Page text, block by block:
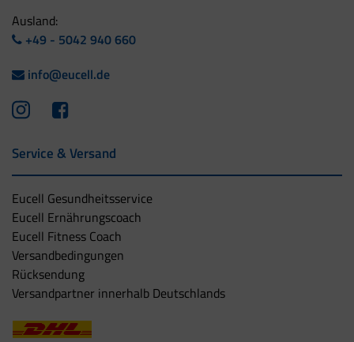
Ausland:
+49 - 5042 940 660
info@eucell.de
Service & Versand
Eucell Gesundheitsservice
Eucell Ernährungscoach
Eucell Fitness Coach
Versandbedingungen
Rücksendung
Versandpartner innerhalb Deutschlands